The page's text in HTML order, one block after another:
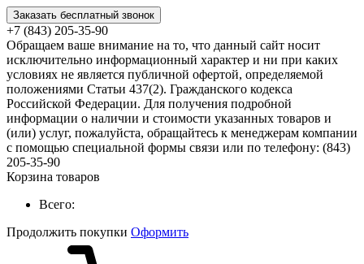
Заказать бесплатный звонок
+7 (843) 205-35-90
Обращаем ваше внимание на то, что данный сайт носит
исключительно информационный характер и ни при каких
условиях не является публичной офертой, определяемой
положениями Статьи 437(2). Гражданского кодекса
Российской Федерации. Для получения подробной
информации о наличии и стоимости указанных товаров и
(или) услуг, пожалуйста, обращайтесь к менеджерам компании
с помощью специальной формы связи или по телефону: (843)
205-35-90
Корзина товаров
Всего:
Продолжить покупки Оформить